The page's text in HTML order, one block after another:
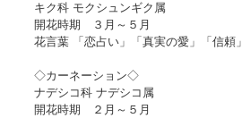
キク科 モクシュンギク属
開花時期 ３月～５月
花言葉 「恋占い」「真実の愛」「信頼」
◇カーネーション◇
ナデシコ科 ナデシコ属
開花時期 ２月～５月